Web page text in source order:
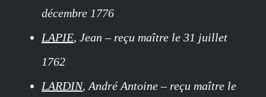
décembre 1776
LAPIE, Jean – reçu maître le 31 juillet
1762
LARDIN, André Antoine – reçu maître le